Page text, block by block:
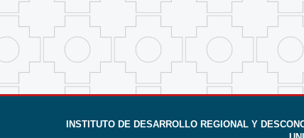
INSTITUTO DE DESARROLLO REGIONAL Y